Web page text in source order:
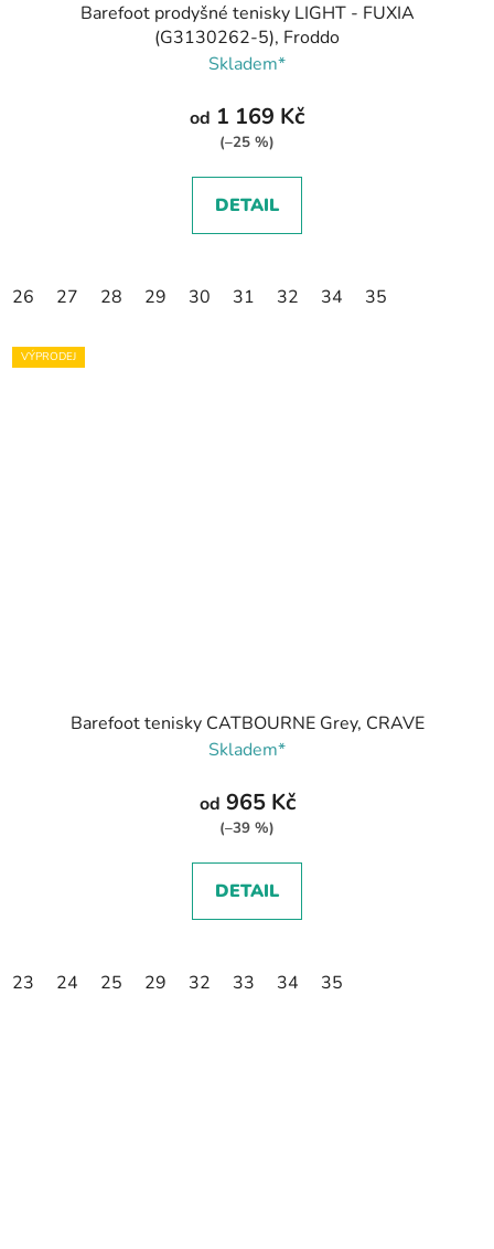
Barefoot prodyšné tenisky LIGHT - FUXIA
(G3130262-5), Froddo
Skladem*
od 1 169 Kč
(–25 %)
DETAIL
26 27 28 29 30 31 32 34 35
VÝPRODEJ
Barefoot tenisky CATBOURNE Grey, CRAVE
Skladem*
od 965 Kč
(–39 %)
DETAIL
23 24 25 29 32 33 34 35